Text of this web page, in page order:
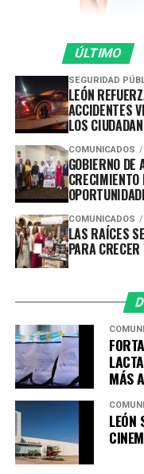
de sustancias ilícitas,
816 dosis de droga y
hechos relacionados
En los últimos siete
mil 534 dosis de
alcance de niñas,
A través de los
reportes y el uso de
la Policía de León y
vehículos con reporte
motocicletas, 33
Esta cifra se suma a
robo recuperados,
motocicletas con 552
en los principales
julio, los homicidios
12% respecto al
ÚLTIMO
SEGURIDAD
LEÓN
ACCIDENTES
LOS
COMUNICADOS
GOBIERNO DE
CRECIMIENTO
COMUNICADOS
LAS RAÍCES
PARA
MÁS
LEÓN